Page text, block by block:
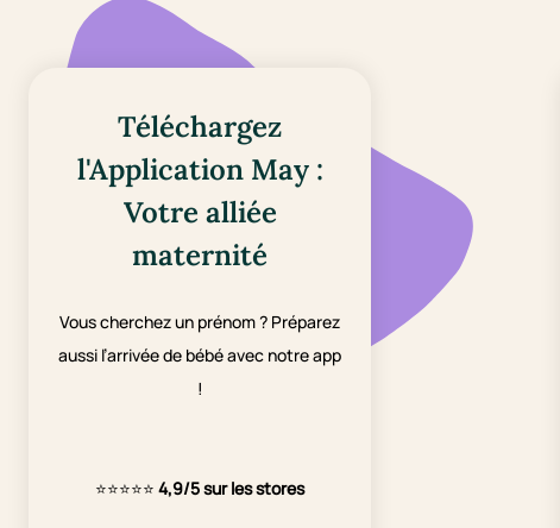
Téléchargez
l'Application May :
Votre alliée
maternité
Vous cherchez un prénom ? Préparez
aussi l’arrivée de bébé avec notre app
!
⭐⭐⭐⭐⭐ 4,9/5 sur les stores